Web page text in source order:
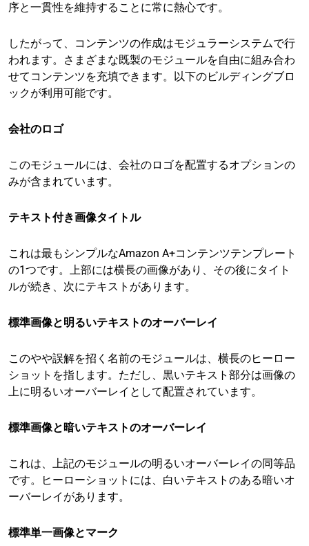
序と一貫性を維持することに常に熱心です。
したがって、コンテンツの作成はモジュラーシステムで行
われます。さまざまな既製のモジュールを自由に組み合わ
せてコンテンツを充填できます。以下のビルディングブロ
ックが利用可能です。
会社のロゴ
このモジュールには、会社のロゴを配置するオプションの
みが含まれています。
テキスト付き画像タイトル
これは最もシンプルなAmazon A+コンテンツテンプレート
の1つです。上部には横長の画像があり、その後にタイト
ルが続き、次にテキストがあります。
標準画像と明るいテキストのオーバーレイ
このやや誤解を招く名前のモジュールは、横長のヒーロー
ショットを指します。ただし、黒いテキスト部分は画像の
上に明るいオーバーレイとして配置されています。
標準画像と暗いテキストのオーバーレイ
これは、上記のモジュールの明るいオーバーレイの同等品
です。ヒーローショットには、白いテキストのある暗いオ
ーバーレイがあります。
標準単一画像とマーク